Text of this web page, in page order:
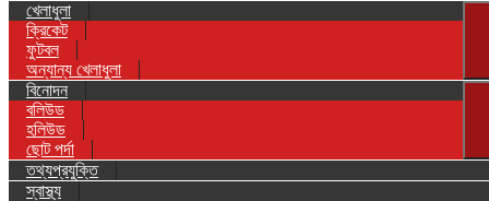
খেলাধুলা
ক্রিকেট
ফুটবল
অন্যান্য খেলাধুলা
বিনোদন
বলিউড
হলিউড
ছোট পর্দা
তথ্যপ্রযুক্তি
স্বাস্থ্য